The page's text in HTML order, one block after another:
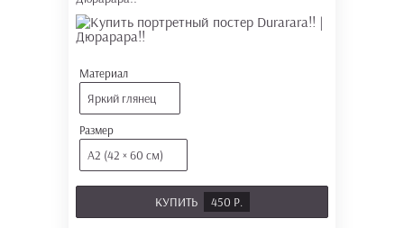
Материал
Яркий глянец
Размер
А2 (42 × 60 см)
КУПИТЬ 450 Р.